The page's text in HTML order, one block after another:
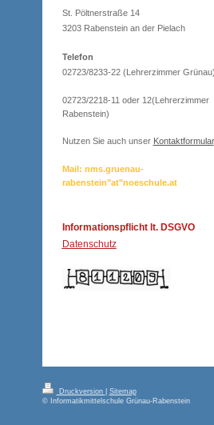
St. Pöltnerstraße 14
3203 Rabenstein an der Pielach
Telefon
02723/8233-22 (Lehrerzimmer Grünau)
02723/2218-11 oder 12(Lehrerzimmer
Rabenstein)
Nutzen Sie auch unser Kontaktformular.
Mail: nms.gruenau-
rabenstein"at"noeschule.at
Informationspflicht lt. DSGVO
Datenschutz
Druckversion
Sitemap
© Informatikmittelschule Grünau-Rabenstein